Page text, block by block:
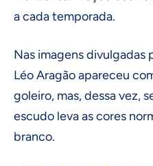
a cada temporada.
Nas imagens divulgadas
Léo Aragão apareceu
goleiro, mas, dessa vez,
escudo leva as cores
branco.